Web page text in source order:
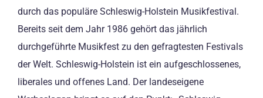
durch das populäre Schleswig-Holstein Musikfestival.
Bereits seit dem Jahr 1986 gehört das jährlich
durchgeführte Musikfest zu den gefragtesten Festivals
der Welt. Schleswig-Holstein ist ein aufgeschlossenes,
liberales und offenes Land. Der landeseigene